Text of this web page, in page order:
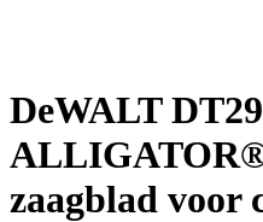
DeWALT
ALLIGATOR®
zaagblad voor